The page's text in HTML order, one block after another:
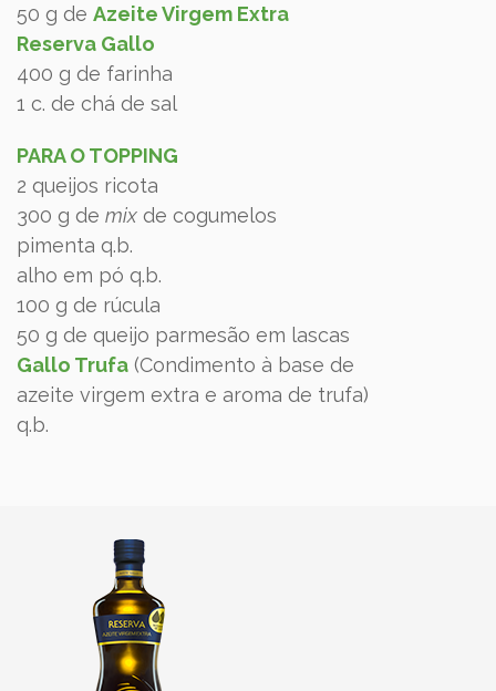
50 g de Azeite Virgem Extra
Reserva Gallo
400 g de farinha
1 c. de chá de sal
PARA O TOPPING
2 queijos ricota
300 g de mix de cogumelos
pimenta q.b.
alho em pó q.b.
100 g de rúcula
50 g de queijo parmesão em lascas
Gallo Trufa (Condimento à base de
azeite virgem extra e aroma de trufa)
q.b.